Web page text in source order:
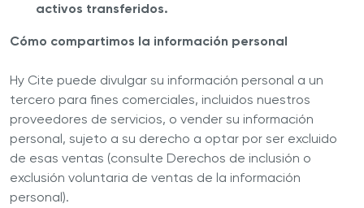
activos transferidos.
Cómo compartimos la información personal
Hy Cite puede divulgar su información personal a un
tercero para fines comerciales, incluidos nuestros
proveedores de servicios, o vender su información
personal, sujeto a su derecho a optar por ser excluido
de esas ventas (consulte Derechos de inclusión o
exclusión voluntaria de ventas de la información
personal).